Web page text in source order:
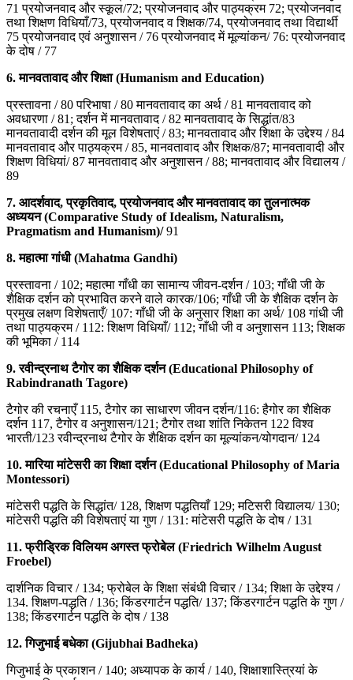
71 प्रयोजनवाद और स्कूल/72; प्रयोजनवाद और पाठ्यक्रम 72; प्रयोजनवाद
तथा शिक्षण विधियाँ/73, प्रयोजनवाद व शिक्षक/74, प्रयोजनवाद तथा विद्यार्थी
75 प्रयोजनवाद एवं अनुशासन / 76 प्रयोजनवाद में मूल्यांकन/ 76: प्रयोजनवाद
के दोष / 77
6.मानवतावाद और शिक्षा (Humanism and Education)
प्रस्तावना / 80 परिभाषा / 80 मानवतावाद का अर्थ / 81 मानवतावाद को
अवधारणा / 81; दर्शन में मानवतावाद / 82 मानवतावाद के सिद्धांत/83
मानवतावादी दर्शन की मूल विशेषताएं / 83; मानवतावाद और शिक्षा के उद्देश्य / 84
मानवतावाद और पाठ्यक्रम / 85, मानवतावाद और शिक्षक/87; मानवतावादी और
शिक्षण विधियां/ 87 मानवतावाद और अनुशासन / 88; मानवतावाद और विद्यालय /
89
7. आदर्शवाद,प्रकृतिवाद,प्रयोजनवाद और मानवतावाद का तुलनात्मक
अध्ययन (Comparative Study of Idealism, Naturalism,
Pragmatism and Humanism)/91
8.महात्मा गांधी (Mahatma Gandhi)
प्रस्तावना / 102; महात्मा गाँधी का सामान्य जीवन-दर्शन / 103; गाँधी जी के
शैक्षिक दर्शन को प्रभावित करने वाले कारक/106; गाँधी जी के शैक्षिक दर्शन के
प्रमुख लक्षण विशेषताएँ/ 107: गाँधी जी के अनुसार शिक्षा का अर्थ/ 108 गांधी जी
तथा पाठ्यक्रम / 112: शिक्षण विधियाँ/ 112; गाँधी जी व अनुशासन 113; शिक्षक
की भूमिका / 114
9.रवीन्द्रनाथ टैगोर का शैक्षिक दर्शन(Educational Philosophy of
Rabindranath Tagore)
टैगोर की रचनाएँ 115, टैगोर का साधारण जीवन दर्शन/116: हैगोर का शैक्षिक
दर्शन 117, टैगोर व अनुशासन/121; टैगोर तथा शांति निकेतन 122 विश्व
भारती/123 रवीन्द्रनाथ टैगोर के शैक्षिक दर्शन का मूल्यांकन/योगदान/ 124
10.मारिया मांटेसरी का शिक्षा दर्शन(Educational Philosophy of Maria
Montessori)
मांटेसरी पद्धति के सिद्धांत/ 128, शिक्षण पद्धतियाँ 129; मटिसरी विद्यालय/ 130;
मांटेसरी पद्धति की विशेषताएं या गुण / 131: मांटेसरी पद्धति के दोष / 131
11.फ्रीड्रिक विलियम अगस्त फ्रोबेल (Friedrich Wilhelm August
Froebel)
दार्शनिक विचार / 134; फ्रोबेल के शिक्षा संबंधी विचार / 134; शिक्षा के उद्देश्य /
134. शिक्षण-पद्धति / 136; किंडरगार्टन पद्धति/ 137; किंडरगार्टन पद्धति के गुण /
138; किंडरगार्टन पद्धति के दोष / 138
12.गिजुभाई बधेका (Gijubhai Badheka)
गिजुभाई के प्रकाशन / 140; अध्यापक के कार्य / 140, शिक्षाशास्त्रियां के